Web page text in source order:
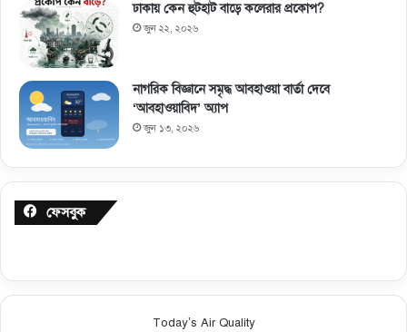
ঢাকায় কেন হুটহাট বাড়ে কলেরার প্রকোপ?
জুন ২২, ২০২৬
নাগরিক বিজ্ঞানে সমৃদ্ধ আবহাওয়া বার্তা দেবে
‘আবহাওয়াবিদ’ অ্যাপ
জুন ১৩, ২০২৬
ফেসবুক
Today’s Air Quality